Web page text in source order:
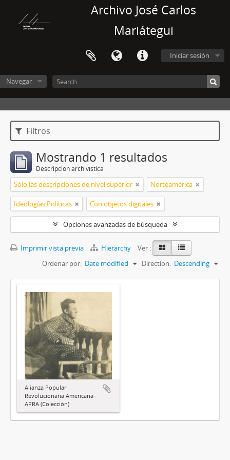
Archivo José Carlos
Mariátegui
Iniciar sesión
Navegar
Filtros
Mostrando 1 resultados
Descripción archivística
Sólo las descripciones de nivel superior Norteamérica
Ideologías Políticas Con objetos digitales
Opciones avanzadas de búsqueda
Imprimir vista previa Hierarchy
Ver :
Ordenar por: Date modified Direction: Descending
Alianza Popular
Revolucionaria Americana-
APRA (Colección)